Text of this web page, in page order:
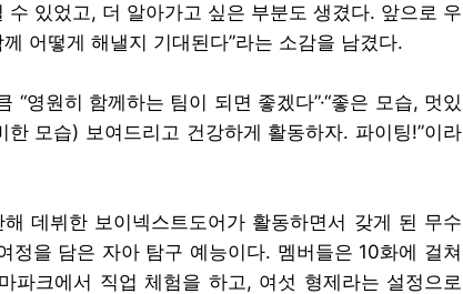
있었고, 더 알아가고 싶은 부분도 생겼다. 앞으로 우
어떻게 해낼지 기대된다”라는 소감을 남겼다.
영원히 함께하는 팀이 되면 좋겠다”·“좋은 모습, 멋있
모습) 보여드리고 건강하게 활동하자. 파이팅!”이라
데뷔한 보이넥스트도어가 활동하면서 갖게 된 무수
정을 담은 자아 탐구 예능이다. 멤버들은 10화에 걸쳐
파크에서 직업 체험을 하고, 여섯 형제라는 설정으로